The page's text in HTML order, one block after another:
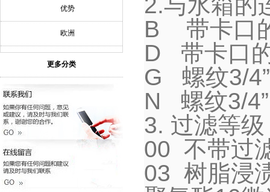
优势
欧洲
更多分类
B 带卡口
D 带卡口
G 螺纹3/4”
N 螺纹3/4”
3. 过滤等级
00 不带过
03 树脂浸